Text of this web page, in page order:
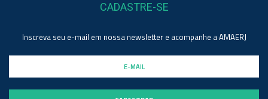
CADASTRE-SE
Inscreva seu e-mail em nossa newsletter e acompanhe a AMAERJ